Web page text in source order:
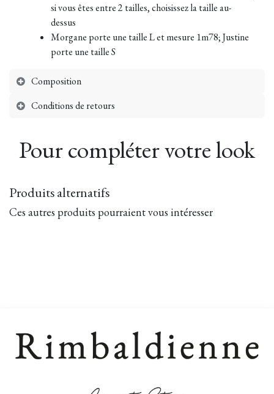
si vous êtes entre 2 tailles, choisissez la taille au-
dessus
Morgane porte une taille L et mesure 1m78; Justine
porte une taille S
Composition
Conditions de retours
Pour compléter votre look
Produits alternatifs
Ces autres produits pourraient vous intéresser